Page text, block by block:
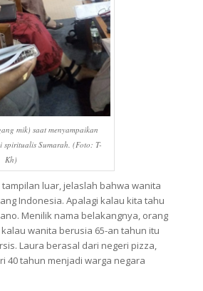
mik) saat menyampaikan
spiritualis Sumarah. (Foto: T-
Kh)
tampilan luar, jelaslah bahwa wanita
Indonesia. Apalagi kalau kita tahu
Menilik nama belakangnya, orang
wanita berusia 65-an tahun itu
Laura berasal dari negeri pizza,
40 tahun menjadi warga negara